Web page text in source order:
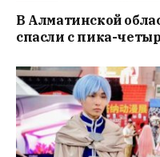
В Алматинской
спасли с пика-